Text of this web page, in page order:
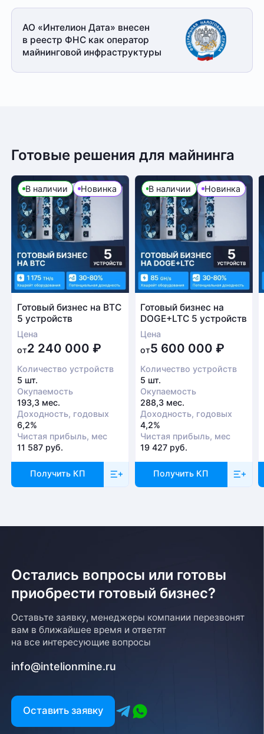
АО «Интелион Дата» внесен
в реестр ФНС как оператор
майнинговой инфраструктуры
Готовые решения для майнинга
В наличии Новинка
Готовый бизнес на BTC
5 устройств
Цена
от2 240 000 ₽
Количество устройств
5 шт.
Окупаемость
193,3 мес.
Доходность, годовых
6,2%
Чистая прибыль, мес
11 587 руб.
Получить КП
В наличии Новинка
Готовый бизнес на
DOGE+LTC 5 устройств
Цена
от5 600 000₽
Количество устройств
5 шт.
Окупаемость
288,3 мес.
Доходность, годовых
4,2%
Чистая прибыль, мес
19 427 руб.
Получить КП
Остались вопросы или готовы
приобрести готовый бизнес?
Оставьте заявку, менеджеры компании перезвонят
вам в ближайшее время и ответят
на все интересующие вопросы
info@intelionmine.ru
Оставить заявку